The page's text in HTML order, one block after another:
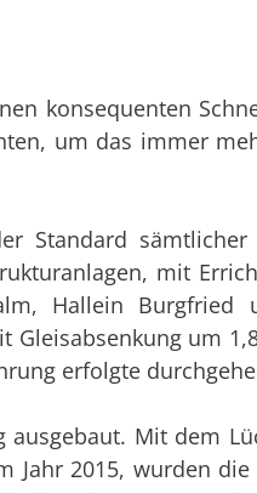
konsequenten
um das immer
Standard
mit
Hallein
Gleisabsenkung um
erfolgte
Mit dem
2015, wurden